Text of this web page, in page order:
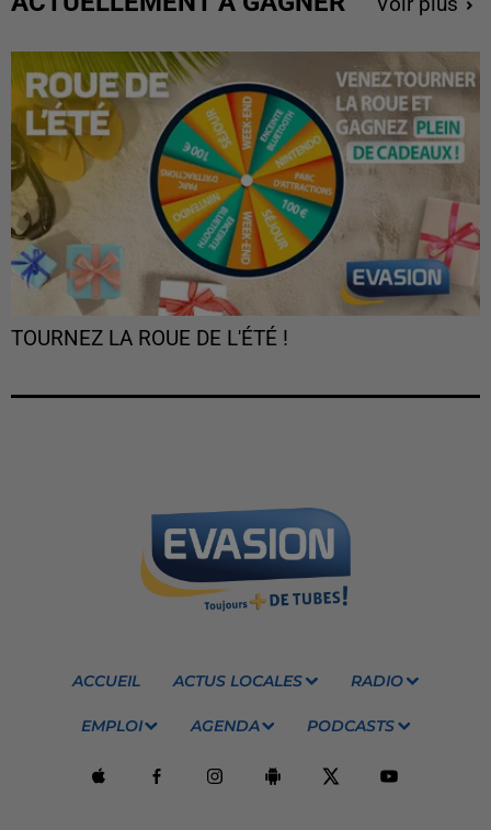
TOURNEZ LA ROUE DE L'ÉTÉ !
ACCUEIL ACTUS LOCALES RADIO
EMPLOI AGENDA PODCASTS